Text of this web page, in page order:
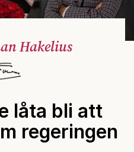
Hakelius
låta bli att
regeringen